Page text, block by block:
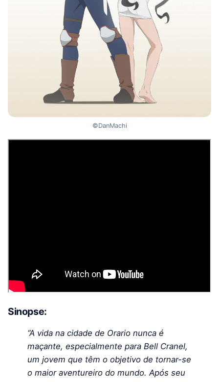
©DanMachi
Sinopse:
“A vida na cidade de Orario nunca é
maçante, especialmente para Bell Cranel,
um jovem que têm o objetivo de tornar-se
o maior aventureiro do mundo. Após seu